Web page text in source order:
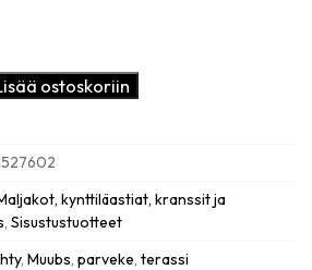
ostoskoriin
kynttiläastiat, kranssit ja
, Sisustustuotteet
, Muubs, parveke, terassi